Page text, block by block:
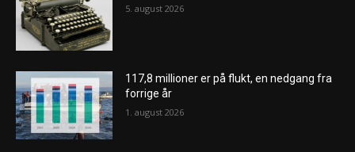
5. august 2026
117,8 millioner er på flukt, en nedgang fra
forrige år
1. august 2026